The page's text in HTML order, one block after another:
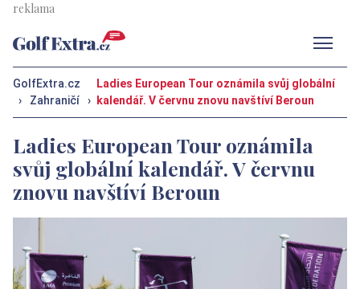
GolfExtra.cz
›
Zahraničí ›
Ladies European Tour oznámila svůj globální
kalendář. V červnu znovu navštíví Beroun
Ladies European Tour oznámila
svůj globální kalendář. V červnu
znovu navštíví Beroun